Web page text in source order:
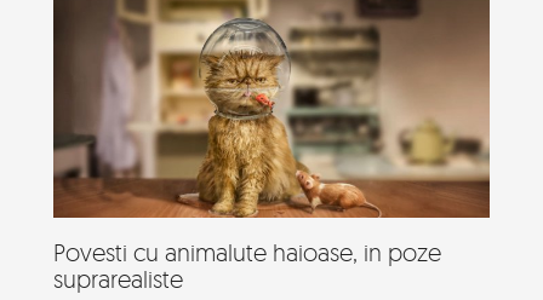
Povesti cu animalute haioase, in poze
suprarealiste